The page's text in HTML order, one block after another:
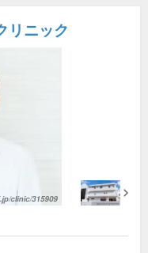
リニック